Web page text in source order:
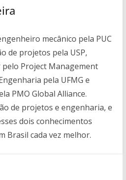
mecânico pela PUC
de projetos pela USP,
pelo Project Management
pela UFMG e
PMO Global Alliance.
de projetos e engenharia, e
dois conhecimentos
Brasil cada vez melhor.